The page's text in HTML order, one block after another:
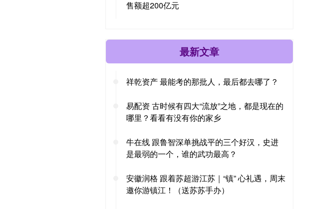
售额超200亿元
最新文章
祥乾资产 最能考的那批人，最后都去哪了？
易配资 古时候有四大“流放”之地，都是现在的
哪里？看看有没有你的家乡
牛在线 跟鲁智深单挑战平的三个好汉，史进
是最弱的一个，谁的武功最高？
安徽润格 跟着苏超游江苏｜“镇” 心礼遇，周末
邀你游镇江！（送苏苏手办）